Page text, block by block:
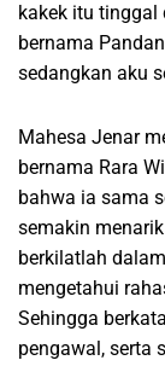
kakek itu tinggal
bernama
sedangkan aku
Mahesa Jenar
bernama Rara
bahwa ia sama
semakin
berkilatlah
mengetahui
Sehingga
pengawal, serta